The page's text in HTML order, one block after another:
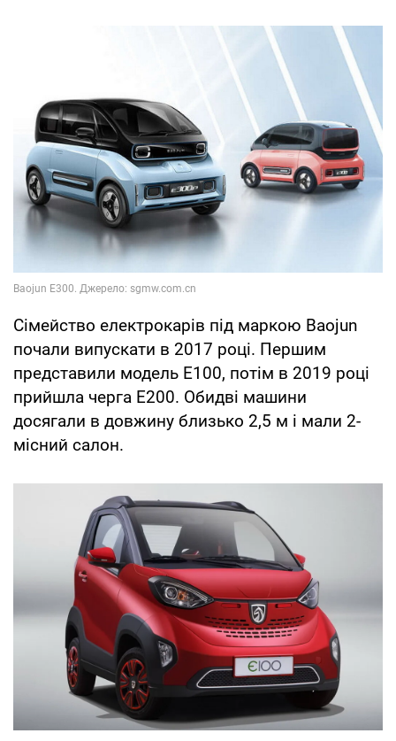
Сімейство електрокарів під маркою Baojun
почали випускати в 2017 році. Першим
представили модель Е100, потім в 2019 році
прийшла черга E200. Обидві машини
досягали в довжину близько 2,5 м і мали 2-
місний салон.